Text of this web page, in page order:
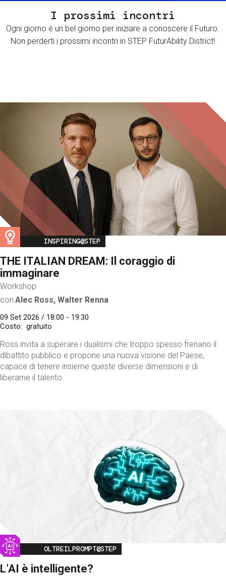
I prossimi incontri
Ogni giorno è un bel giorno per iniziare a conoscere il Futuro.
Non perderti i prossimi incontri in STEP FuturAbility District!
Image
INSPIRING@STEP
THE ITALIAN DREAM: Il coraggio di
immaginare
Workshop
con Alec Ross, Walter Renna
09 Set 2026 / 18:00 - 19:30
Costo
gratuito
Ross invita a superare i dualismi che troppo spesso frenano il
dibattito pubblico e propone una nuova visione del Paese,
capace di tenere insieme queste diverse dimensioni e di
liberarne il talento
Image
OLTREILPROMPT@STEP
L’AI è intelligente?